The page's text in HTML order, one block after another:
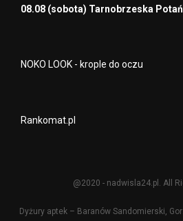
08.08 (sobota) Tarnobrzeska
NOKO LOOK - krople do oczu
Rankomat.pl
@2020 - nadwisla24.pl. All
Dyżury aptek – Baranów Sandomierski,